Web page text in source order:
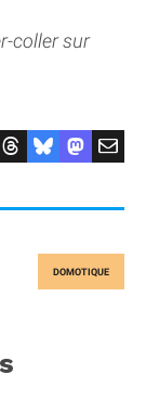
coller sur
DOMOTIQUE